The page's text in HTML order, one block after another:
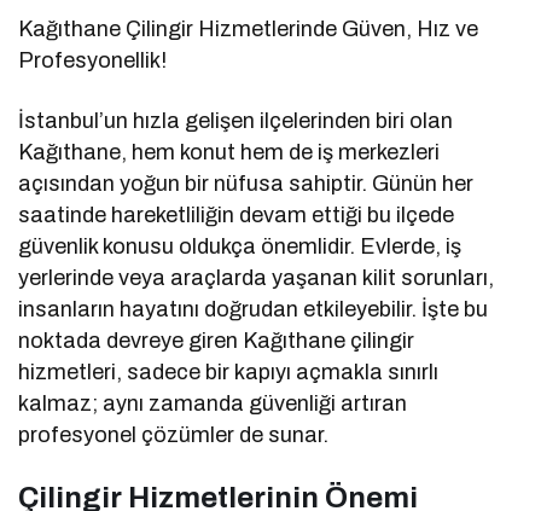
Kağıthane Çilingir Hizmetlerinde Güven, Hız ve
Profesyonellik!
İstanbul’un hızla gelişen ilçelerinden biri olan
Kağıthane, hem konut hem de iş merkezleri
açısından yoğun bir nüfusa sahiptir. Günün her
saatinde hareketliliğin devam ettiği bu ilçede
güvenlik konusu oldukça önemlidir. Evlerde, iş
yerlerinde veya araçlarda yaşanan kilit sorunları,
insanların hayatını doğrudan etkileyebilir. İşte bu
noktada devreye giren Kağıthane çilingir
hizmetleri, sadece bir kapıyı açmakla sınırlı
kalmaz; aynı zamanda güvenliği artıran
profesyonel çözümler de sunar.
Çilingir Hizmetlerinin Önemi